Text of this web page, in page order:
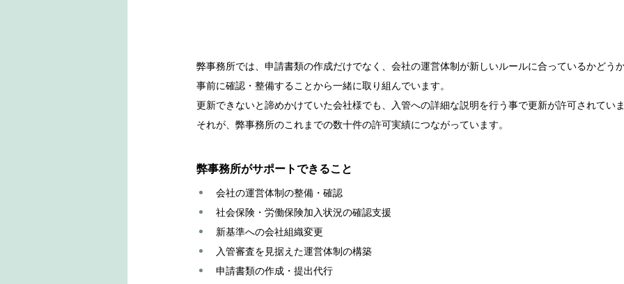
弊事務所では、申請書類の作成だけでなく、会社の運営体制が新しいルールに合っているかどう
事前に確認・整備することから一緒に取り組んでいます。
更新できないと諦めかけていた会社様でも、入管への詳細な説明を行う事で更新が許可されていま
それが、弊事務所のこれまでの数十件の許可実績につながっています。
弊事務所がサポートできること
会社の運営体制の整備・確認
社会保険・労働保険加入状況の確認支援
新基準への会社組織変更
入管審査を見据えた運営体制の構築
申請書類の作成・提出代行